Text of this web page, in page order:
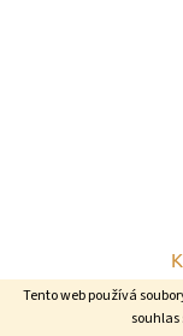
Tento web používá